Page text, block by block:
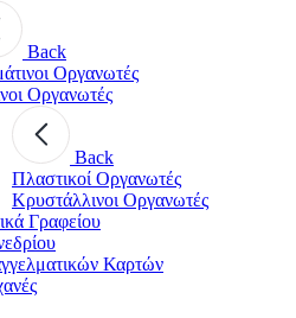
Back
Οργανωτές
Οργανωτές
Back
Πλαστικοί Οργανωτές
Κρυστάλλινοι Οργανωτές
Γραφείου
Καρτών